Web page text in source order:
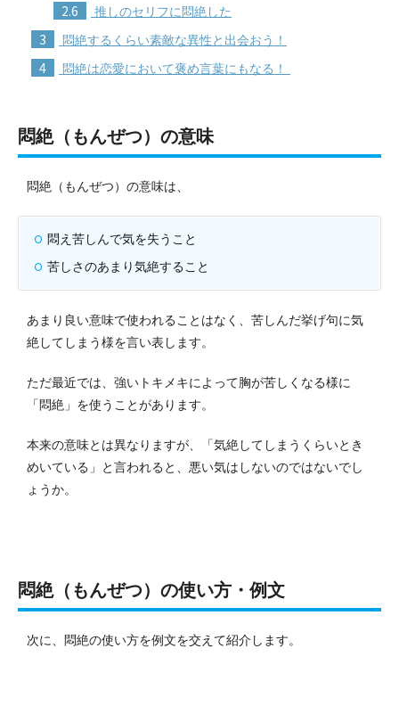
2.6 推しのセリフに悶絶した
3 悶絶するくらい素敵な異性と出会おう！
4 悶絶は恋愛において褒め言葉にもなる！
悶絶（もんぜつ）の意味
悶絶（もんぜつ）の意味は、
悶え苦しんで気を失うこと
苦しさのあまり気絶すること
あまり良い意味で使われることはなく、苦しんだ挙げ句に気
絶してしまう様を言い表します。
ただ最近では、強いトキメキによって胸が苦しくなる様に
「悶絶」を使うことがあります。
本来の意味とは異なりますが、「気絶してしまうくらいとき
めいている」と言われると、悪い気はしないのではないでし
ょうか。
悶絶（もんぜつ）の使い方・例文
次に、悶絶の使い方を例文を交えて紹介します。